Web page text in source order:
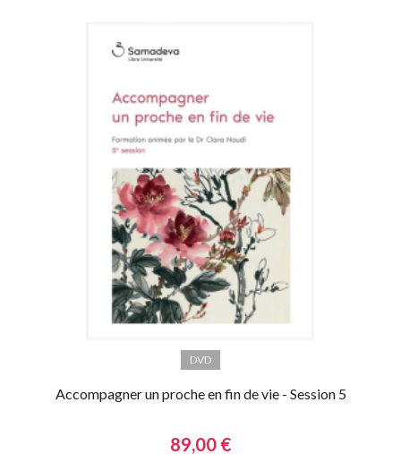
DVD
Accompagner un proche en fin de vie - Session 5
89,00 €